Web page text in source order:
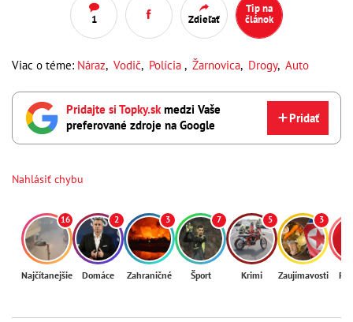
1 Zdieľať
Tip na
článok
Viac o téme: Náraz, Vodič, Polícia , Žarnovica, Drogy, Auto
Pridajte si Topky.skmedzi Vaše
preferované zdroje na Google
Pridať
Nahlásiť chybu
16
Najčítanejšie
2
Domáce
3
Zahraničné
7
Šport
5
Krimi
3
Zaujímavosti